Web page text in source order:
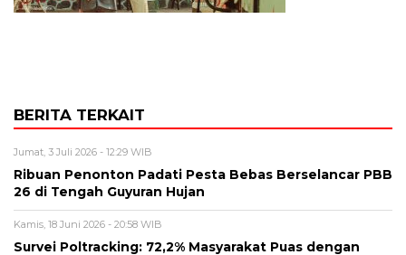
BERITA TERKAIT
Jumat, 3 Juli 2026 - 12:29 WIB
Ribuan Penonton Padati Pesta Bebas Berselancar PBB
26 di Tengah Guyuran Hujan
Kamis, 18 Juni 2026 - 20:58 WIB
Survei Poltracking: 72,2% Masyarakat Puas dengan